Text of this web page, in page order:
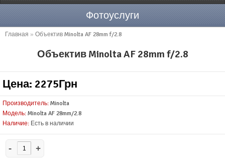
Фотоуслуги
Главная » Объектив Minolta AF 28mm f/2.8
Объектив Minolta AF 28mm f/2.8
Цена: 2275Грн
Производитель: Minolta
Модель: Minolta AF 28mm/2.8
Наличие: Есть в наличии
- +